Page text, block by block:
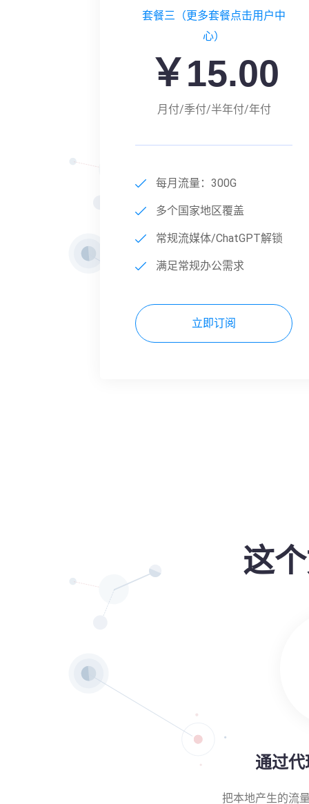
套餐三（更多套餐点击用户中
心）
￥15.00
月付/季付/半年付/年付
每月流量：300G
多个国家地区覆盖
常规流媒体/ChatGPT解锁
满足常规办公需求
立即订阅
这
通过
把本地产生的流